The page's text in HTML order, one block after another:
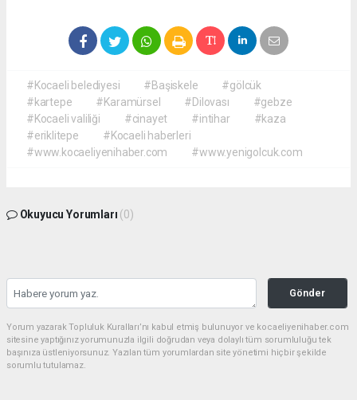
#Kocaeli belediyesi #Başiskele
#gölcük
#kartepe
#Karamürsel #Dilovası
#gebze
#Kocaeli valiliği
#cinayet #intihar
#kaza
#eriklitepe
#Kocaeli haberleri
#www.kocaeliyenihaber.com
#www.yenigolcuk.com
Okuyucu Yorumları (0)
Gönder
Yorum yazarak Topluluk Kuralları’nı kabul etmiş bulunuyor ve kocaeliyenihaber.com
sitesine yaptığınız yorumunuzla ilgili doğrudan veya dolaylı tüm sorumluluğu tek
başınıza üstleniyorsunuz. Yazılan tüm yorumlardan site yönetimi hiçbir şekilde
sorumlu tutulamaz.